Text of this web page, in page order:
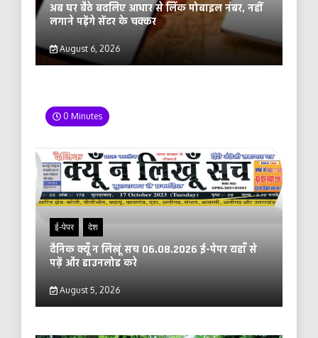
अब घर बैठे बदलिए आधार से लिंक मोबाइल नंबर, नहीं
लगाने पड़ेंगे सेंटर के चक्कर
August 6, 2026
0 Minutes
ई-पेपर देश
दैनिक क्यूँ न लिखूं सच 06.08.2026 ई-पेपर यहाँ से
पढ़ें और डाउनलोड करे
August 5, 2026